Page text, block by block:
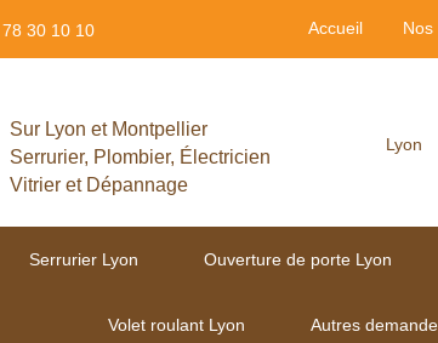
30 10 10 Accueil Nos
Lyon
Sur Lyon et Montpellier
Serrurier, Plombier, Électricien
Vitrier et Dépannage
Serrurier Lyon Ouverture de porte Lyon
Volet roulant Lyon Autres